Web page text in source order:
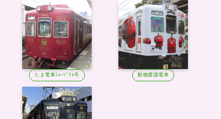
たま電車ﾐｭｰｼﾞｱﾑ号 動物愛護電車